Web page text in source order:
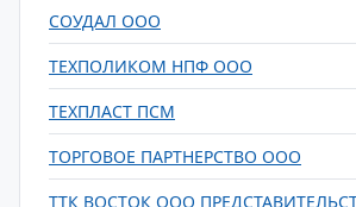
СОУДАЛ ООО
ТЕХПОЛИКОМ НПФ ООО
ТЕХПЛАСТ ПСМ
ТОРГОВОЕ ПАРТНЕРСТВО ООО
ТТК ВОСТОК ООО